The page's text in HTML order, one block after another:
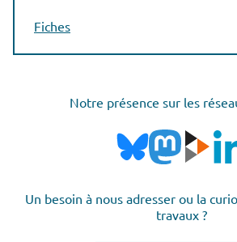
Fiches
Notre présence sur les
Un besoin à nous adresser ou la
travaux ?